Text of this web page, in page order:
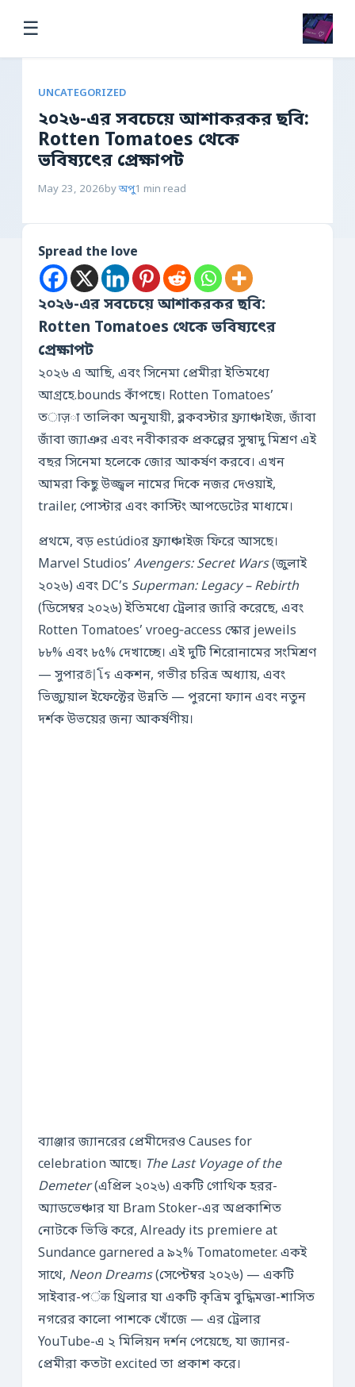
☰
UNCATEGORIZED
২০২৬-এর সবচেয়ে আশাকরকর ছবি:
Rotten Tomatoes থেকে
ভবিষ্যৎের প্রেক্ষাপট
May 23, 2026byঅপু1 min read
Spread the love
২০২৬-এর সবচেয়ে আশাকরকর ছবি:
Rotten Tomatoes থেকে ভবিষ্যৎের
প্রেক্ষাপট
২০২৬ এ আছি, এবং সিনেমা প্রেমীরা ইতিমধ্যে
আগ্রহে.bounds কাঁপছে। Rotten Tomatoes’
তाज़া তালিকা অনুযায়ী, ব্লকবস্টার ফ্র্যাঞ্চাইজ, জাঁবা
জাঁবা জ্যাঞর এবং নবীকারক প্রকল্পের সুস্বাদু মিশ্রণ এই
বছর সিনেমা হলেকে জোর আকর্ষণ করবে। এখন
আমরা কিছু উজ্জ্বল নামের দিকে নজর দেওয়াই,
trailer, পোস্টার এবং কাস্টিং আপডেটের মাধ্যমে।
প্রথমে, বড় estúdioর ফ্র্যাঞ্চাইজ ফিরে আসছে।
Marvel Studios’ Avengers: Secret Wars(জুলাই
২০২৬) এবং DC’s Superman: Legacy – Rebirth
(ডিসেম্বর ২০২৬) ইতিমধ্যে ট্রেলার জারি করেছে, এবং
Rotten Tomatoes’ vroeg‑access স্কোর jeweils
৮৮% এবং ৮৫% দেখাচ্ছে। এই দুটি শিরোনামের সংমিশ্রণ
— সুপার히โร একশন, গভীর চরিত্র অধ্যায়, এবং
ভিজ্যুয়াল ইফেক্টের উন্নতি — পুরনো ফ্যান এবং নতুন
দর্শক উভয়ের জন্য আকর্ষণীয়।
ব্যাঞ্জার জ্যানরের প্রেমীদেরও Causes for
celebration আছে। The Last Voyage of the
Demeter(এপ্রিল ২০২৬) একটি গোথিক হরর-
অ্যাডভেঞ্চার যা Bram Stoker-এর অপ্রকাশিত
নোটকে ভিত্তি করে, Already its premiere at
Sundance garnered a ৯২% Tomatometer. একই
সাথে, Neon Dreams(সেপ্টেম্বর ২০২৬) — একটি
সাইবার-পंक থ্রিলার যা একটি কৃত্রিম বুদ্ধিমত্তা-শাসিত
নগরের কালো পাশকে খোঁজে — এর ট্রেলার
YouTube-এ ২ মিলিয়ন দর্শন পেয়েছে, যা জ্যানর-
প্রেমীরা কতটা excited তা প্রকাশ করে।